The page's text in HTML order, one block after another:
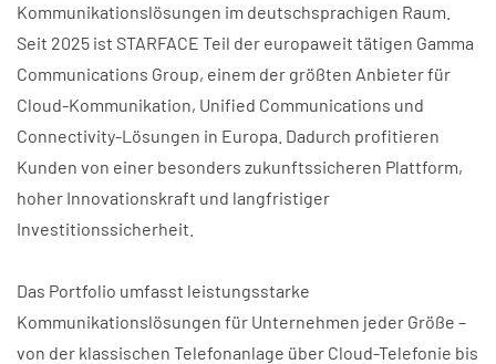
Kommunikationslösungen im deutschsprachigen Raum.
Seit 2025 ist STARFACE Teil der europaweit tätigen Gamma
Communications Group, einem der größten Anbieter für
Cloud-Kommunikation, Unified Communications und
Connectivity-Lösungen in Europa. Dadurch profitieren
Kunden von einer besonders zukunftssicheren Plattform,
hoher Innovationskraft und langfristiger
Investitionssicherheit.
Das Portfolio umfasst leistungsstarke
Kommunikationslösungen für Unternehmen jeder Größe –
von der klassischen Telefonanlage über Cloud-Telefonie bis